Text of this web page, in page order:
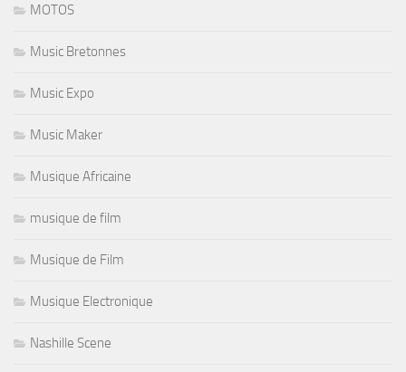
MOTOS
Music Bretonnes
Music Expo
Music Maker
Musique Africaine
musique de film
Musique de Film
Musique Electronique
Nashille Scene